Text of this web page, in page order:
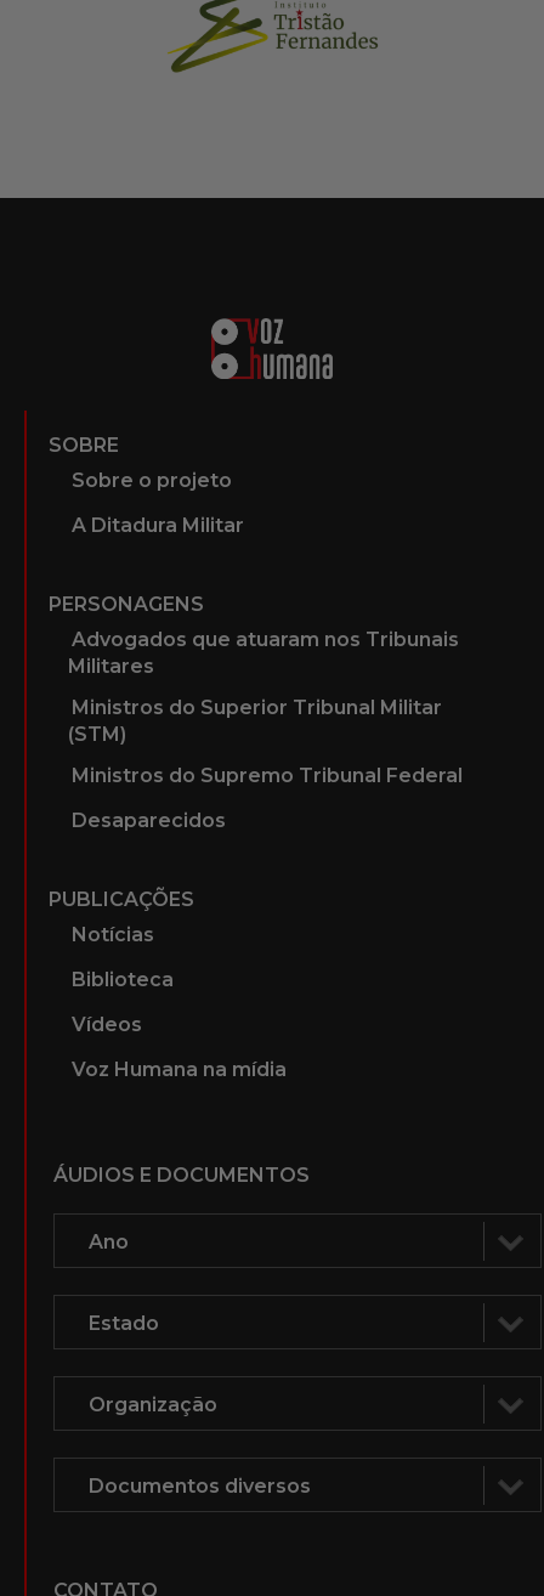
SOBRE
Sobre o projeto
A Ditadura Militar
PERSONAGENS
Advogados que atuaram nos Tribunais
Militares
Ministros do Superior Tribunal Militar
(STM)
Ministros do Supremo Tribunal Federal
Desaparecidos
PUBLICAÇÕES
Notícias
Biblioteca
Vídeos
Voz Humana na mídia
ÁUDIOS E DOCUMENTOS
CONTATO